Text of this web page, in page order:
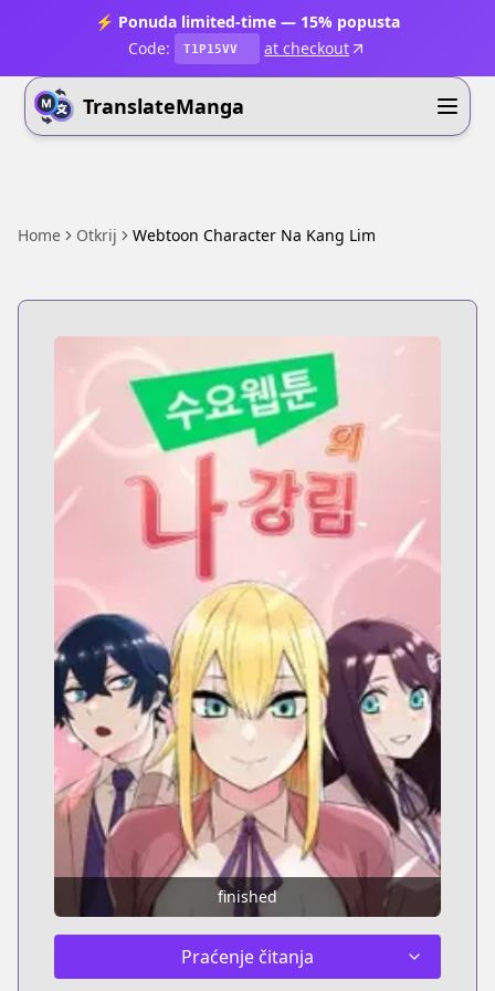
⚡ Ponuda limited-time — 15% popusta
Code:
T1P15VV at checkout
TranslateManga
Home Otkrij Webtoon Character Na Kang Lim
finished
Praćenje čitanja